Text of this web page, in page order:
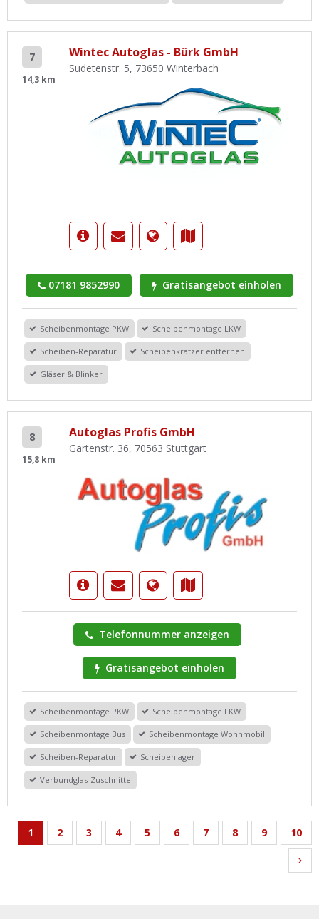
7
14,3 km
Wintec Autoglas - Bürk GmbH
Sudetenstr. 5, 73650 Winterbach
07181 9852990 Gratisangebot einholen
Scheibenmontage PKW Scheibenmontage LKW
Scheiben-Reparatur Scheibenkratzer entfernen
Gläser & Blinker
8
15,8 km
Autoglas Profis GmbH
Gartenstr. 36, 70563 Stuttgart
Telefonnummer anzeigen
Gratisangebot einholen
Scheibenmontage PKW Scheibenmontage LKW
Scheibenmontage Bus Scheibenmontage Wohnmobil
Scheiben-Reparatur Scheibenlager
Verbundglas-Zuschnitte
1 2 3 4 5 6 7 8 9 10